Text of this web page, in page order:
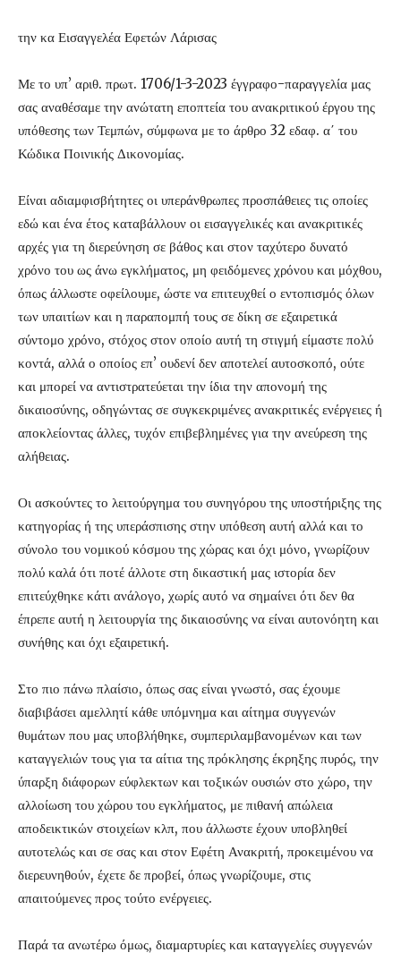
την κα Εισαγγελέα Εφετών Λάρισας
Με το υπ’ αριθ. πρωτ. 1706/1-3-2023 έγγραφο-παραγγελία μας
σας αναθέσαμε την ανώτατη εποπτεία του ανακριτικού έργου της
υπόθεσης των Τεμπών, σύμφωνα με το άρθρο 32 εδαφ. α΄ του
Κώδικα Ποινικής Δικονομίας.
Είναι αδιαμφισβήτητες οι υπεράνθρωπες προσπάθειες τις οποίες
εδώ και ένα έτος καταβάλλουν οι εισαγγελικές και ανακριτικές
αρχές για τη διερεύνηση σε βάθος και στον ταχύτερο δυνατό
χρόνο του ως άνω εγκλήματος, μη φειδόμενες χρόνου και μόχθου,
όπως άλλωστε οφείλουμε, ώστε να επιτευχθεί ο εντοπισμός όλων
των υπαιτίων και η παραπομπή τους σε δίκη σε εξαιρετικά
σύντομο χρόνο, στόχος στον οποίο αυτή τη στιγμή είμαστε πολύ
κοντά, αλλά ο οποίος επ’ ουδενί δεν αποτελεί αυτοσκοπό, ούτε
και μπορεί να αντιστρατεύεται την ίδια την απονομή της
δικαιοσύνης, οδηγώντας σε συγκεκριμένες ανακριτικές ενέργειες ή
αποκλείοντας άλλες, τυχόν επιβεβλημένες για την ανεύρεση της
αλήθειας.
Οι ασκούντες το λειτούργημα του συνηγόρου της υποστήριξης της
κατηγορίας ή της υπεράσπισης στην υπόθεση αυτή αλλά και το
σύνολο του νομικού κόσμου της χώρας και όχι μόνο, γνωρίζουν
πολύ καλά ότι ποτέ άλλοτε στη δικαστική μας ιστορία δεν
επιτεύχθηκε κάτι ανάλογο, χωρίς αυτό να σημαίνει ότι δεν θα
έπρεπε αυτή η λειτουργία της δικαιοσύνης να είναι αυτονόητη και
συνήθης και όχι εξαιρετική.
Στο πιο πάνω πλαίσιο, όπως σας είναι γνωστό, σας έχουμε
διαβιβάσει αμελλητί κάθε υπόμνημα και αίτημα συγγενών
θυμάτων που μας υποβλήθηκε, συμπεριλαμβανομένων και των
καταγγελιών τους για τα αίτια της πρόκλησης έκρηξης πυρός, την
ύπαρξη διάφορων εύφλεκτων και τοξικών ουσιών στο χώρο, την
αλλοίωση του χώρου του εγκλήματος, με πιθανή απώλεια
αποδεικτικών στοιχείων κλπ, που άλλωστε έχουν υποβληθεί
αυτοτελώς και σε σας και στον Εφέτη Ανακριτή, προκειμένου να
διερευνηθούν, έχετε δε προβεί, όπως γνωρίζουμε, στις
απαιτούμενες προς τούτο ενέργειες.
Παρά τα ανωτέρω όμως, διαμαρτυρίες και καταγγελίες συγγενών